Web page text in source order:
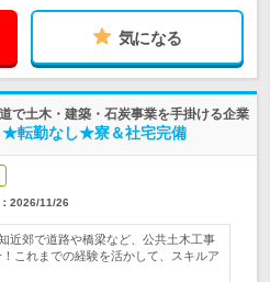
気になる
で土木・建築・石炭事業を手掛ける企業
★転勤なし★寮＆社宅完備
2026/11/26
近郊で道路や橋梁など、公共土木工事
これまでの経験を活かして、スキルア